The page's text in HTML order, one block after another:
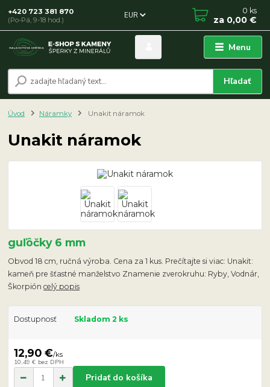
Menu
EUR
Hľadať
+420 723 381 870
(Po-Pá, 9-18 hod.)
0 ks
za 0,00 €
Úvod Náramky Unakit náramok
Unakit náramok
guľôčky 6 mm
Obvod 18 cm, ručná výroba. Cena za 1 kus. Prečítajte si viac: Unakit:
kameň pre šťastné manželstvo Znamenie zverokruhu: Ryby, Vodnár,
Škorpióncelý popis
Dostupnosť Skladom 2 ks
12,90 €/ks
10,49 € bez DPH
Pridať do košíka